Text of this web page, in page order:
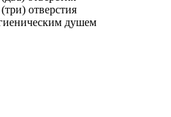
отверстия
душем